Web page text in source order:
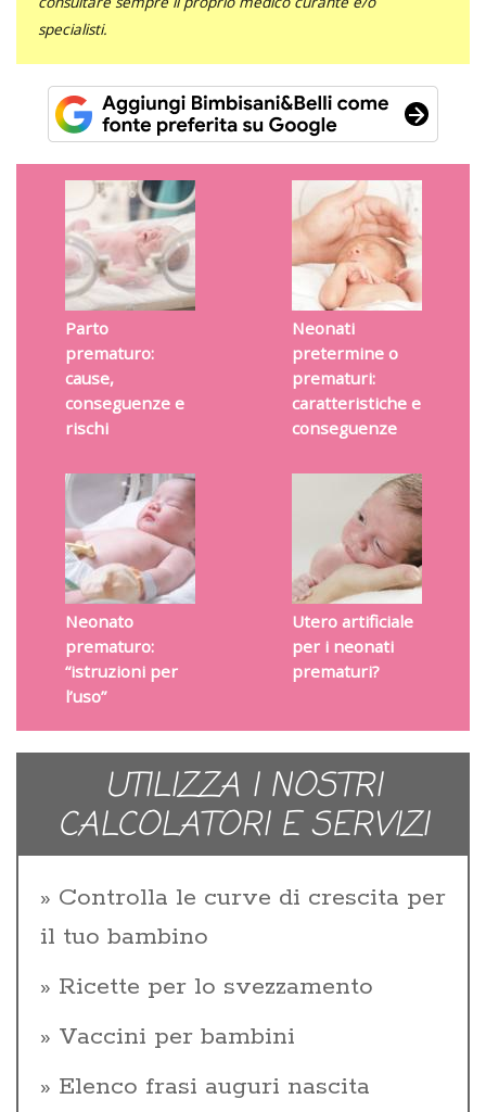
specialisti.
Parto
prematuro:
cause,
conseguenze e
rischi
Neonati
pretermine o
prematuri:
caratteristiche e
conseguenze
Neonato
prematuro:
“istruzioni per
l’uso”
Utero artificiale
per i neonati
prematuri?
UTILIZZA I NOSTRI
CALCOLATORI E SERVIZI
Controlla le curve di crescita per
il tuo bambino
Ricette per lo svezzamento
Vaccini per bambini
Elenco frasi auguri nascita